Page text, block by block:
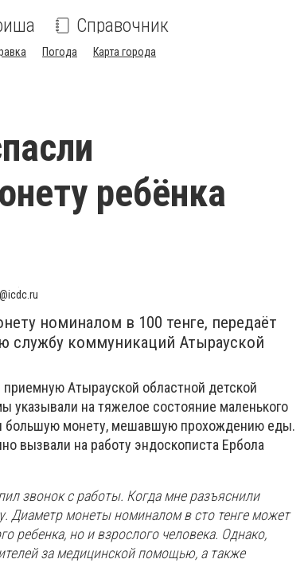
Справочник
Погода Карта города
ребёнка
@icdc.ru
номиналом в 100 тенге, передаёт
службу коммуникаций Атырауской
Атырауской областной детской
указывали на тяжелое состояние маленького
большую монету, мешавшую прохождению еды.
вызвали на работу эндоскописта Ербола
звонок с работы. Когда мне разъяснили
Диаметр монеты номиналом в сто тенге может
ребенка, но и взрослого человека. Однако,
за медицинской помощью, а также